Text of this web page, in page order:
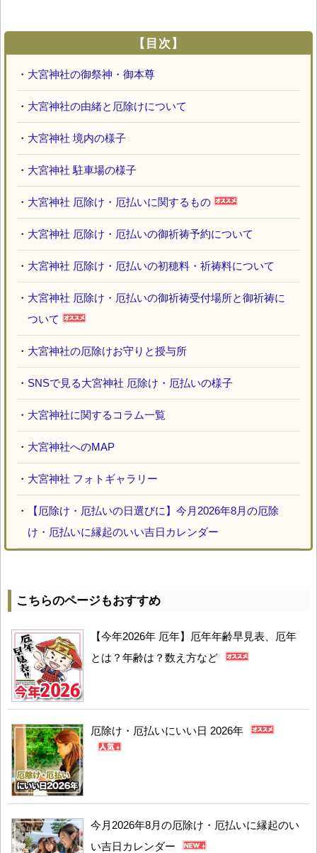
【目次】
・ 大宮神社の御祭神・御本尊
・ 大宮神社の由緒と厄除けについて
・ 大宮神社 境内の様子
・ 大宮神社 駐車場の様子
・ 大宮神社 厄除け・厄払いに関するもの
・ 大宮神社 厄除け・厄払いの御祈祷予約について
・ 大宮神社 厄除け・厄払いの初穂料・祈祷料について
・ 大宮神社 厄除け・厄払いの御祈祷受付場所と御祈祷に
ついて
・ 大宮神社の厄除けお守りと授与所
・ SNSで見る大宮神社 厄除け・厄払いの様子
・ 大宮神社に関するコラム一覧
・ 大宮神社へのMAP
・ 大宮神社 フォトギャラリー
・
【厄除け・厄払いの日選びに】今月2026年8月の厄除
け・厄払いに縁起のいい吉日カレンダー
こちらのページもおすすめ
【今年2026年 厄年】厄年年齢早見表、厄年
とは？年齢は？数え方など
厄除け・厄払いにいい日 2026年
今月2026年8月の厄除け・厄払いに縁起のい
い吉日カレンダー